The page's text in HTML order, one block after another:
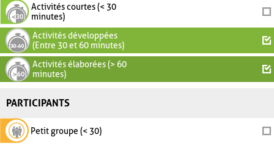
Activités courtes (< 30
minutes)
Activités développées
(Entre 30 et 60 minutes)
Activités élaborées (> 60
minutes)
PARTICIPANTS
Petit groupe (< 30)